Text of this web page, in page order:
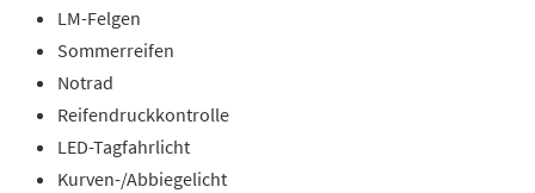
LM-Felgen
Sommerreifen
Notrad
Reifendruckkontrolle
LED-Tagfahrlicht
Kurven-/Abbiegelicht